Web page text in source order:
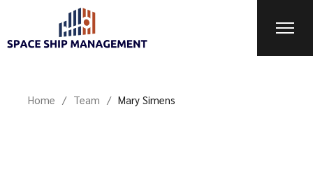
Home Team Mary Simens